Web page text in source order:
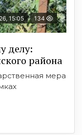
15:05 134
делу:
района
мера